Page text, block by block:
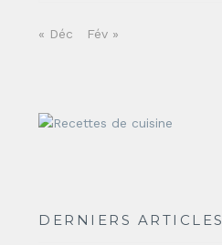
« Déc Fév »
DERNIERS ARTICLES